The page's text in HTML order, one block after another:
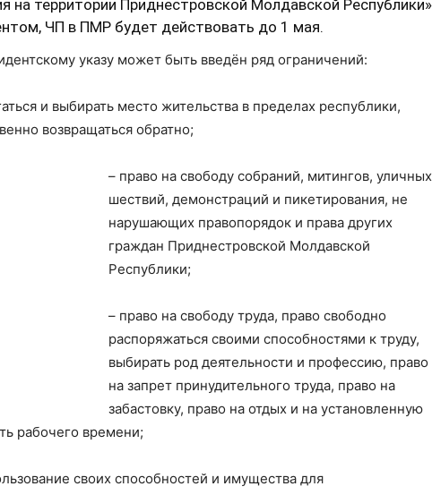
на территории Приднестровской Молдавской
ЧП в ПМР будет действовать до 1 мая.
указу может быть введён ряд ограничений:
и выбирать место жительства в пределах республики,
возвращаться обратно;
– право на свободу собраний, митингов, уличных
шествий, демонстраций и пикетирования, не
нарушающих правопорядок и права других
граждан Приднестровской Молдавской
Республики;
– право на свободу труда, право свободно
распоряжаться своими способностями к труду,
выбирать род деятельности и профессию, право
на запрет принудительного труда, право на
забастовку, право на отдых и на установленную
рабочего времени;
своих способностей и имущества для